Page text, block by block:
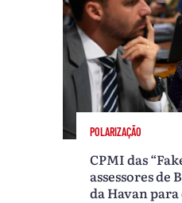
POLARIZAÇÃO
CPMI das
assessores de
da Havan